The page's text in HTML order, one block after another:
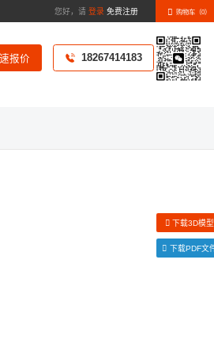
您好，请 登录 免费注册 购物车（0）
报价 18267414183
下载3D模型
下载PDF文